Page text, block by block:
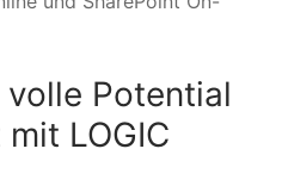
Potential
LOGIC